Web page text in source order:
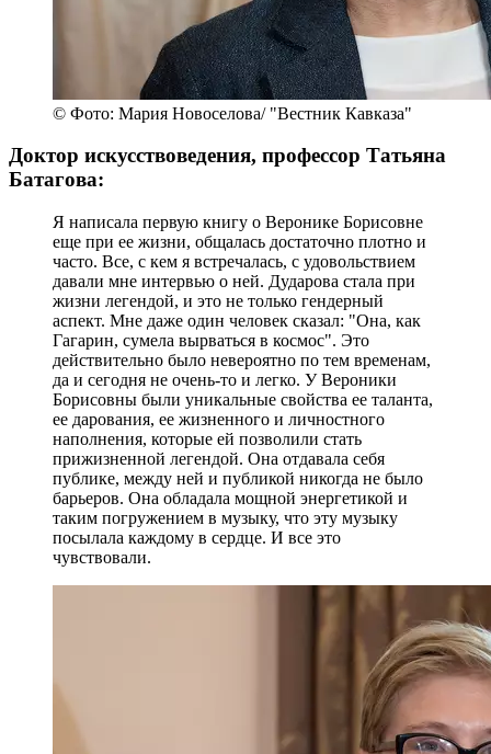
© Фото: Мария Новоселова/ "Вестник Кавказа"
Доктор искусствоведения, профессор Татьяна
Батагова:
Я написала первую книгу о Веронике Борисовне
еще при ее жизни, общалась достаточно плотно и
часто. Все, с кем я встречалась, с удовольствием
давали мне интервью о ней. Дударова стала при
жизни легендой, и это не только гендерный
аспект. Мне даже один человек сказал: "Она, как
Гагарин, сумела вырваться в космос". Это
действительно было невероятно по тем временам,
да и сегодня не очень-то и легко. У Вероники
Борисовны были уникальные свойства ее таланта,
ее дарования, ее жизненного и личностного
наполнения, которые ей позволили стать
прижизненной легендой. Она отдавала себя
публике, между ней и публикой никогда не было
барьеров. Она обладала мощной энергетикой и
таким погружением в музыку, что эту музыку
посылала каждому в сердце. И все это
чувствовали.